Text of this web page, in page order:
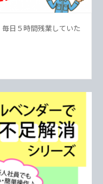
日５時間残業していた